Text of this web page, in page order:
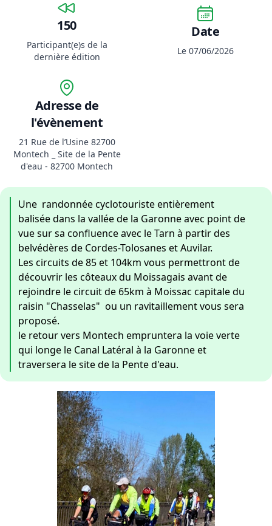
150
Participant(e)s de la
dernière édition
Date
Le 07/06/2026
Adresse de
l'évènement
21 Rue de l’Usine 82700
Montech _ Site de la Pente
d'eau - 82700 Montech
Une randonnée cyclotouriste entièrement
balisée dans la vallée de la Garonne avec point de
vue sur sa confluence avec le Tarn à partir des
belvédères de Cordes-Tolosanes et Auvilar.
Les circuits de 85 et 104km vous permettront de
découvrir les côteaux du Moissagais avant de
rejoindre le circuit de 65km à Moissac capitale du
raisin "Chasselas" ou un ravitaillement vous sera
proposé.
le retour vers Montech empruntera la voie verte
qui longe le Canal Latéral à la Garonne et
traversera le site de la Pente d'eau.